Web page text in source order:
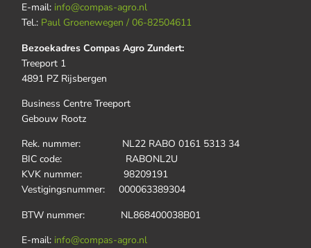
E-mail: info@compas-agro.nl
Tel.: Paul Groenewegen / 06-82504611
Bezoekadres Compas Agro Zundert:
Treeport 1
4891 PZ Rijsbergen
Business Centre Treeport
Gebouw Rootz
Rek. nummer: NL22 RABO 0161 5313 34
BIC code: RABONL2U
KVK nummer: 98209191
Vestigingsnummer: 000063389304
BTW nummer: NL868400038B01
E-mail: info@compas-agro.nl